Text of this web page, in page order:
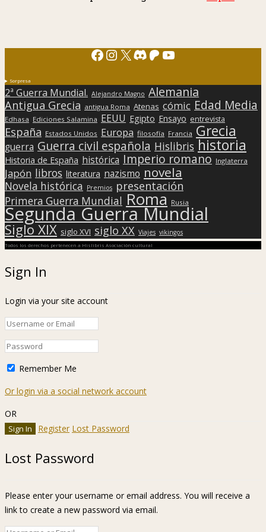
Facebook
Instagram
X Discord
Patreon
YouTube
Sorpresa
2ª Guerra Mundial. Alejandro Magno Alemania
Antigua Grecia antigua Roma Atenas cómic Edad Media
Edhasa Ediciones Salamina EEUU Egipto Ensayo entrevista
España Estados Unidos Europa filosofía Francia Grecia
guerra Guerra civil española Hislibris historia
Historia de España histórica Imperio romano Inglaterra
Japón libros literatura nazismo novela
Novela histórica Premios presentación
Primera Guerra Mundial Roma Rusia
Segunda Guerra Mundial
Siglo XIX siglo XVI siglo XX Viajes vikingos
Todos los derechos pertenecen a Hislibris Asociación cultural
Sign In
Login via your site account
Remember Me
Or login via a social network account
OR
Register Lost Password
Lost Password
Please enter your username or email address. You will receive a
link to create a new password via email.